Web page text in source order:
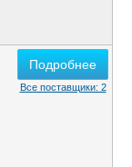
Подробнее
Все поставщики: 2